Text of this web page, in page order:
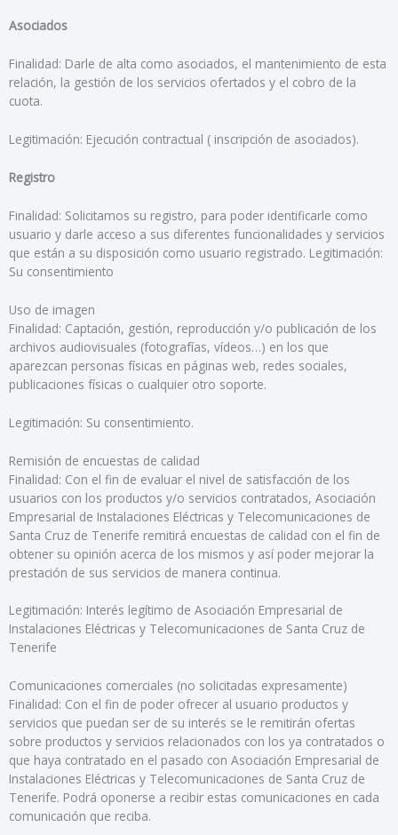
Asociados
Finalidad: Darle de alta como asociados, el mantenimiento de esta
relación, la gestión de los servicios ofertados y el cobro de la
cuota.
Legitimación: Ejecución contractual ( inscripción de asociados).
Registro
Finalidad: Solicitamos su registro, para poder identificarle como
usuario y darle acceso a sus diferentes funcionalidades y servicios
que están a su disposición como usuario registrado. Legitimación:
Su consentimiento
Uso de imagen
Finalidad: Captación, gestión, reproducción y/o publicación de los
archivos audiovisuales (fotografías, vídeos…) en los que
aparezcan personas físicas en páginas web, redes sociales,
publicaciones físicas o cualquier otro soporte.
Legitimación: Su consentimiento.
Remisión de encuestas de calidad
Finalidad: Con el fin de evaluar el nivel de satisfacción de los
usuarios con los productos y/o servicios contratados, Asociación
Empresarial de Instalaciones Eléctricas y Telecomunicaciones de
Santa Cruz de Tenerife remitirá encuestas de calidad con el fin de
obtener su opinión acerca de los mismos y así poder mejorar la
prestación de sus servicios de manera continua.
Legitimación: Interés legítimo de Asociación Empresarial de
Instalaciones Eléctricas y Telecomunicaciones de Santa Cruz de
Tenerife
Comunicaciones comerciales (no solicitadas expresamente)
Finalidad: Con el fin de poder ofrecer al usuario productos y
servicios que puedan ser de su interés se le remitirán ofertas
sobre productos y servicios relacionados con los ya contratados o
que haya contratado en el pasado con Asociación Empresarial de
Instalaciones Eléctricas y Telecomunicaciones de Santa Cruz de
Tenerife. Podrá oponerse a recibir estas comunicaciones en cada
comunicación que reciba.